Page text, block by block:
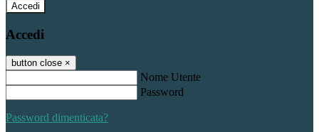
Accedi
Accedi
button close ×
Nome Utente
Password
Password dimenticata?